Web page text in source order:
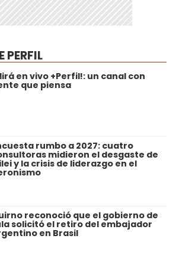
PERFIL
en vivo +Perfil!: un canal con
que piensa
rumbo a 2027: cuatro
midieron el desgaste de
y la crisis de liderazgo en el
reconoció que el gobierno de
solicitó el retiro del embajador
en Brasil